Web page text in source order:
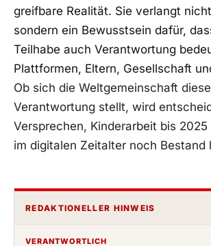
greifbare Realität. Sie verlangt
sondern ein Bewusstsein dafür,
Teilhabe auch Verantwortung
Plattformen, Eltern, Gesellschaft
Ob sich die Weltgemeinschaft
Verantwortung stellt, wird
Versprechen, Kinderarbeit bis 2025
im digitalen Zeitalter noch Bestand
REDAKTIONELLER HINWEIS
VERANTWORTLICH